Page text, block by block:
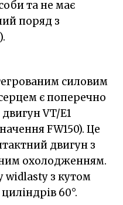
та не має
поряд з
силовим
є поперечно
VT/E1
FW150). Це
двигун з
охолодженням.
widlasty з кутом
60°.